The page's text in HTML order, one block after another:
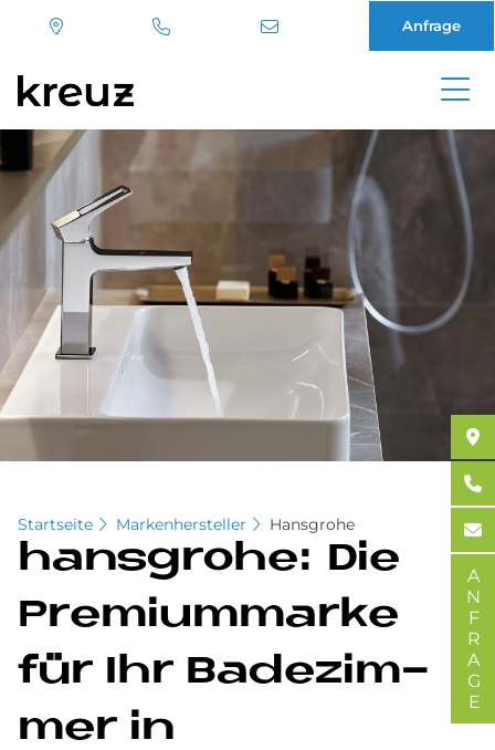
zum
Inhalt
Anfrage
Startseite Markenhersteller Hansgrohe
hans­gro­he: Die
Pre­mi­um­mar­ke
für Ihr Ba­de­zim­
mer in
ANFRAGE